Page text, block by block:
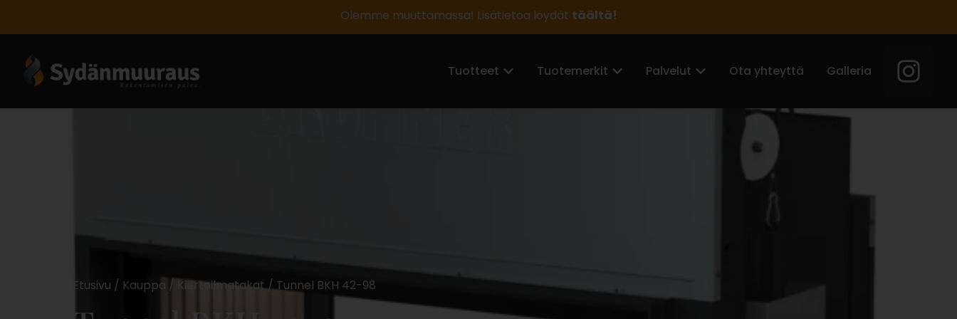
Olemme muuttamassa! Lisätietoa löydät täältä!
Tuotteet Tuotemerkit Palvelut Ota yhteyttä Galleria
Etusivu / Kauppa / Kiertoilmatakat/ Tunnel BKH 42-98